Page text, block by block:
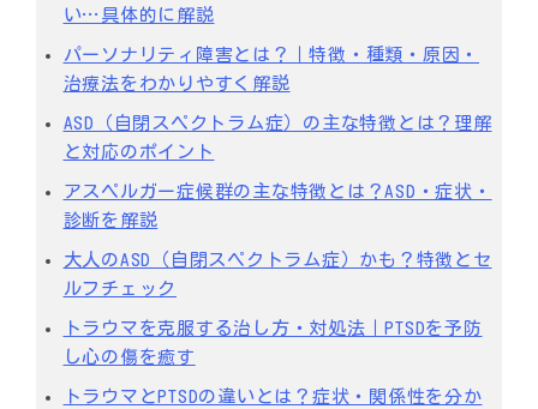
い…具体的に解説
パーソナリティ障害とは？｜特徴・種類・原因・
治療法をわかりやすく解説
ASD（自閉スペクトラム症）の主な特徴とは？理解
と対応のポイント
アスペルガー症候群の主な特徴とは？ASD・症状・
診断を解説
大人のASD（自閉スペクトラム症）かも？特徴とセ
ルフチェック
トラウマを克服する治し方・対処法｜PTSDを予防
し心の傷を癒す
トラウマとPTSDの違いとは？症状・関係性を分か